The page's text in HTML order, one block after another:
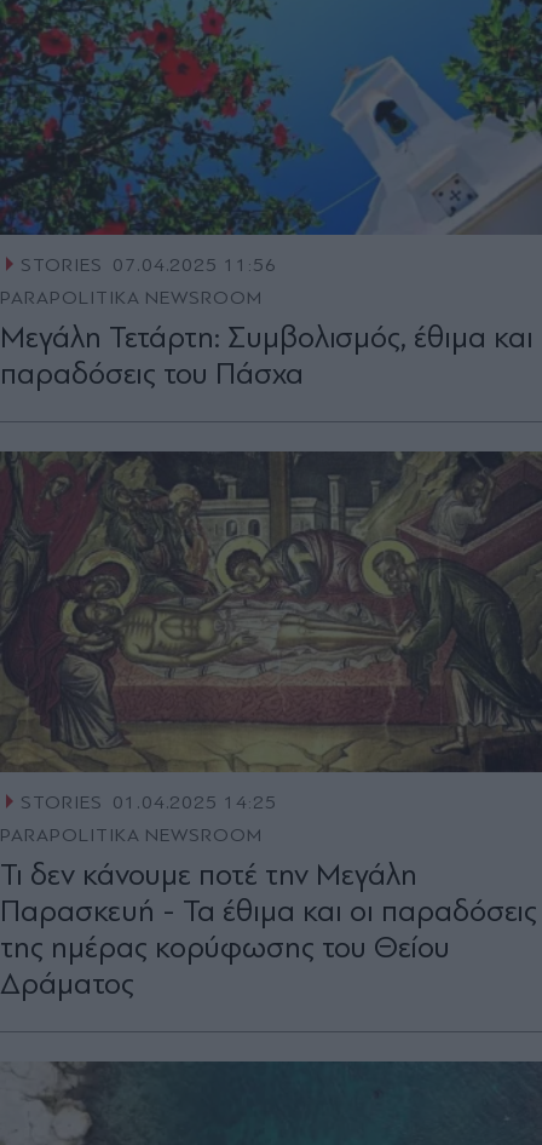
STORIES
07.04.2025 11:56
PARAPOLITIKA NEWSROOM
Μεγάλη Τετάρτη: Συμβολισμός, έθιμα και
παραδόσεις του Πάσχα
STORIES
01.04.2025 14:25
PARAPOLITIKA NEWSROOM
Τι δεν κάνουμε ποτέ την Μεγάλη
Παρασκευή - Τα έθιμα και οι παραδόσεις
της ημέρας κορύφωσης του Θείου
Δράματος